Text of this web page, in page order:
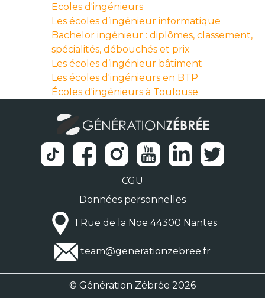
Ecoles d'ingénieurs
Les écoles d’ingénieur informatique
Bachelor ingénieur : diplômes, classement,
spécialités, débouchés et prix
Les écoles d’ingénieur bâtiment
Les écoles d'ingénieurs en BTP
Écoles d'ingénieurs à Toulouse
CGU
Données personnelles
1 Rue de la Noë 44300 Nantes
team@generationzebree.fr
© Génération Zébrée 2026